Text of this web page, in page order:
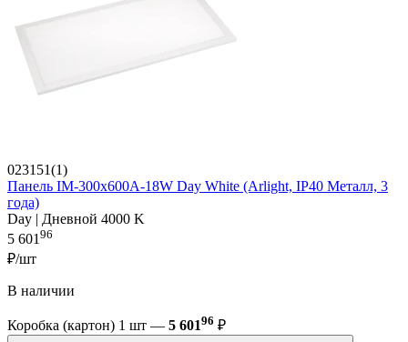
023151(1)
Панель IM-300x600A-18W Day White (Arlight, IP40 Металл, 3
года)
Day | Дневной 4000 K
5 60196
₽/шт
В наличии
Коробка (картон) 1 шт — 5 60196 ₽